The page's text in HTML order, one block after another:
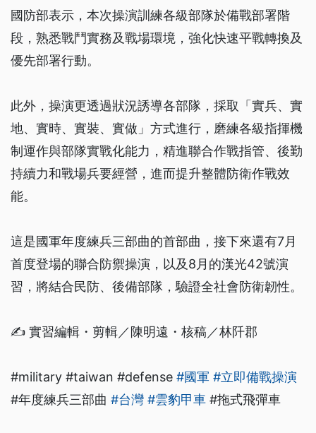
國防部表示，本次操演訓練各級部隊於備戰部署階
段，熟悉戰鬥實務及戰場環境，強化快速平戰轉換及
優先部署行動。
此外，操演更透過狀況誘導各部隊，採取「實兵、實
地、實時、實裝、實做」方式進行，磨練各級指揮機
制運作與部隊實戰化能力，精進聯合作戰指管、後勤
持續力和戰場兵要經營，進而提升整體防衛作戰效
能。
這是國軍年度練兵三部曲的首部曲，接下來還有7月
首度登場的聯合防禦操演，以及8月的漢光42號演
習，將結合民防、後備部隊，驗證全社會防衛韌性。
✍️ 實習編輯・剪輯／陳明遠・核稿／林阡郡
#military #taiwan #defense #國軍 #立即備戰操演
#年度練兵三部曲 #台灣 #雲豹甲車 #拖式飛彈車